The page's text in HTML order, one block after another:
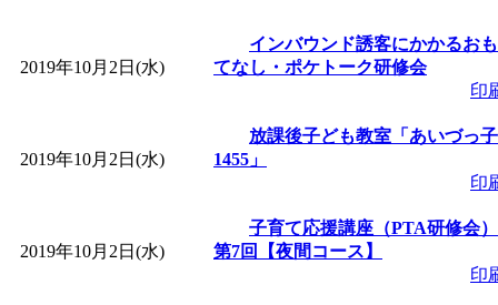
間：2026/07/13～
子育て交流広場「
間：2026/08/10～2026/
赤ちゃん子育て講
付期間：2026/08/10～
2019年10月2日(水)
インバウンド誘客にかかるおも
てなし・ポケトーク研修会
印
2019年10月2日(水)
放課後子ども教室「あいづっ子
1455」
印
2019年10月2日(水)
子育て応援講座（PTA研修会）
第7回【夜間コース】
印